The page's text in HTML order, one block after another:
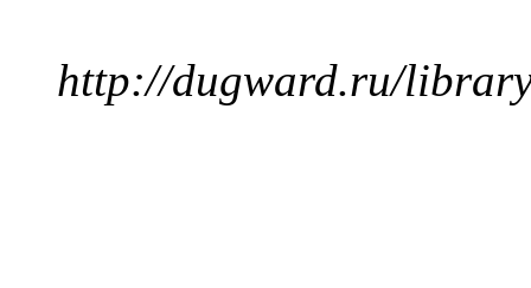
http://dugward.ru/